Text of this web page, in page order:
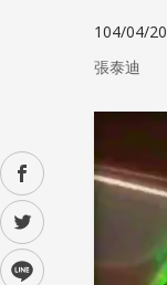
facebook
twitter
line
104/04/20
張泰迪